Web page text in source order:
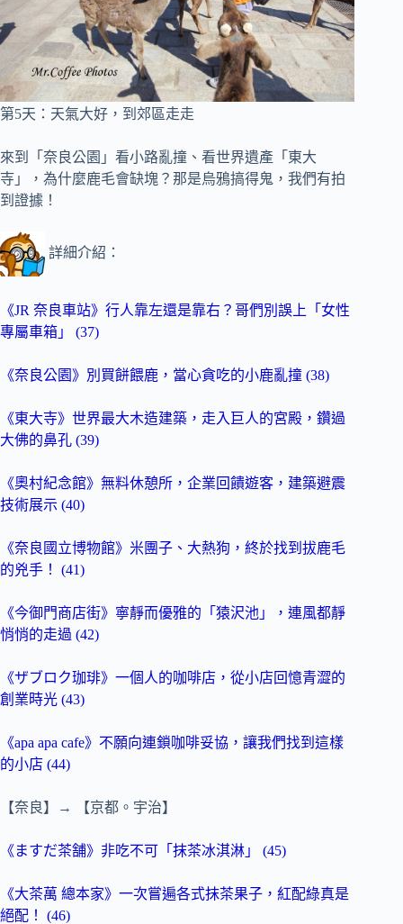
第5天 ：天氣大好， 到郊區走走
來到「奈良公園」看小路亂撞、看世界遺產「東大
寺」，為什麼鹿毛會缺塊？那是烏鴉搞得鬼，我們有拍
到證據！
詳細介紹：
《JR 奈良車站》行人靠左還是靠右？哥們別誤上「女性
專屬車箱」 (37)
《奈良公園》別買餅餵鹿，當心貪吃的小鹿亂撞 (38)
《東大寺》世界最大木造建築，走入巨人的宮殿，鑽過
大佛的鼻孔 (39)
《奧村紀念館》無料休憩所，企業回饋遊客，建築避震
技術展示 (40)
《奈良國立博物館》米團子、大熱狗，終於找到拔鹿毛
的兇手！ (41)
《今御門商店街》寧靜而優雅的「猿沢池」，連風都靜
悄悄的走過 (42)
《ザブロク珈琲》一個人的咖啡店，從小店回憶青澀的
創業時光 (43)
《apa apa cafe》不願向連鎖咖啡妥協，讓我們找到這樣
的小店 (44)
【奈良】→ 【京都。宇治】
《ますだ茶舗》非吃不可「抹茶冰淇淋」 (45)
《大茶萬 總本家》一次嘗遍各式抹茶果子，紅配綠真是
絕配！ (46)